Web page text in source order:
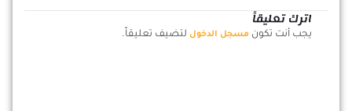
اترك تعليقاً
يجب أنت تكون مسجل الدخول لتضيف تعليقاً.